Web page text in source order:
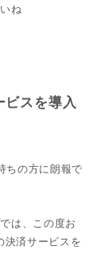
ね
ビスを導入
ちの方に朗報で
は、この度お
決済サービスを